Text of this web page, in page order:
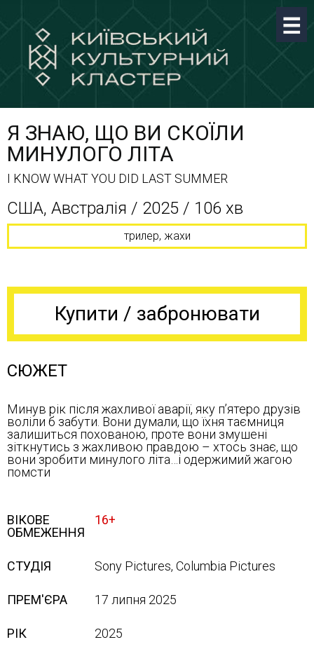
Я ЗНАЮ, ЩО ВИ СКОЇЛИ
МИНУЛОГО ЛІТА
I KNOW WHAT YOU DID LAST SUMMER
США, Австралія / 2025 / 106 хв
трилер, жахи
Купити / забронювати
СЮЖЕТ
Минув рік після жахливої аварії, яку п’ятеро друзів
воліли б забути. Вони думали, що їхня таємниця
залишиться похованою, проте вони змушені
зіткнутись з жахливою правдою – хтось знає, що
вони зробити минулого літа…і одержимий жагою
помсти
ВІКОВЕ
ОБМЕЖЕННЯ
16+
СТУДІЯ Sony Pictures, Columbia Pictures
ПРЕМ'ЄРА 17 липня 2025
РІК 2025